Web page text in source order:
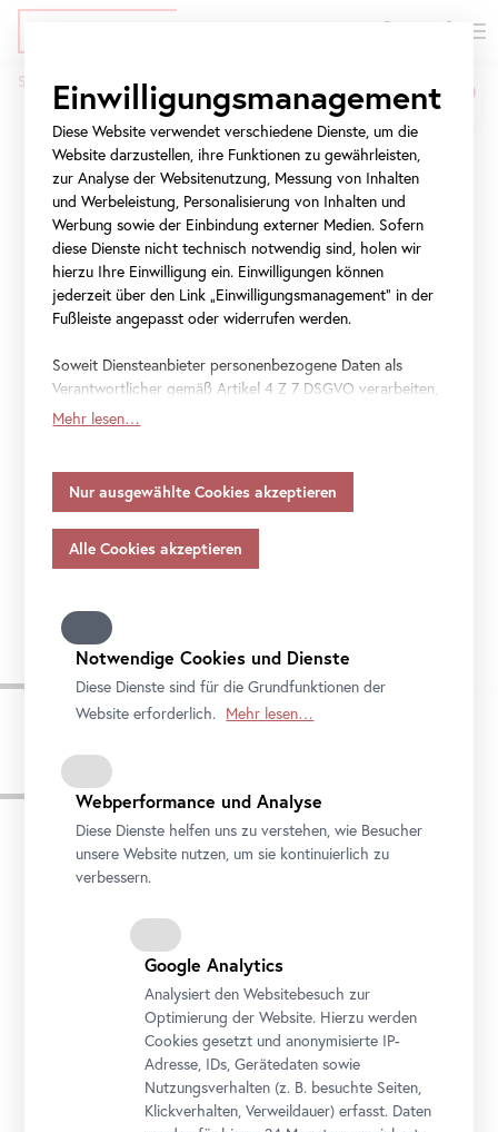
Direkt
Zur
Navigation
springen
Zur
Navigation
springenPfadnavigation
Startseite Presse
Schausammlung
1. März 2018–24. Juli 2021
File Pressemappe Schausammlung Oberes Belvedere
File Press text Collection (EN)
Pressebilder
Einwilligungsmanagement
Diese Website verwendet verschiedene Dienste, um die
Website darzustellen, ihre Funktionen zu gewährleisten,
zur Analyse der Websitenutzung, Messung von Inhalten
und Werbeleistung, Personalisierung von Inhalten und
Werbung sowie der Einbindung externer Medien. Sofern
diese Dienste nicht technisch notwendig sind, holen wir
hierzu Ihre Einwilligung ein. Einwilligungen können
jederzeit über den Link „Einwilligungsmanagement“ in der
Fußleiste angepasst oder widerrufen werden.
Soweit Diensteanbieter personenbezogene Daten als
Verantwortlicher gemäß Artikel 4 Z 7 DSGVO verarbeiten,
gilt Ihre Einwilligung auch für die Weitergabe an den
Daten in Staaten ohne Vorliegen eines
Angemessenheitsbeschlusses gem.Art
und ohne geeignete Garantien gem.
übermitteln, so gilt Ihre Einwilligung auch hierfür.
Funktionen unseres
stehen, wenn Sie nicht alle Zwecke zulassen. Weitere
Informationen zum Datenschutz, Ihren Rechten und
Kontaktdaten des Verantwortlichen und der
Datenschutzbeauftragten finden Sie in unserer
Mehr lesen…
Notwendige Cookies und Dienste
Diese Dienste sind für die Grundfunktionen der
Website erforderlich. Mehr lesen…
Webperformance und Analyse
Diese Dienste helfen uns zu verstehen, wie Besucher
unsere Website nutzen, um sie kontinuierlich zu
verbessern.
Google Analytics
Analysiert den Websitebesuch zur
Optimierung der Website. Hierzu werden
Cookies gesetzt und anonymisierte IP-
Adresse, IDs, Gerätedaten sowie
Nutzungsverhalten (z. B. besuchte Seiten,
Klickverhalten, Verweildauer) erfasst. Daten